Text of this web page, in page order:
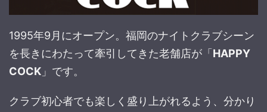
1995年9月にオープン。福岡のナイトクラブシーン
を長きにわたって牽引してきた老舗店が「 HAPPY
COCK 」です。
クラブ初心者でも楽しく盛り上がれるよう、分かり